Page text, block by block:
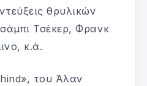
θρυλικών
Τσέκερ, Φρανκ
κ.ά.
του Άλαν